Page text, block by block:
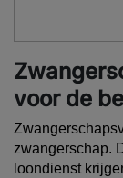
voor de
zwangerschap.
loondienst